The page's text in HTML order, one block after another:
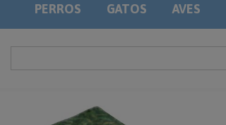
PERROS GATOS AVES